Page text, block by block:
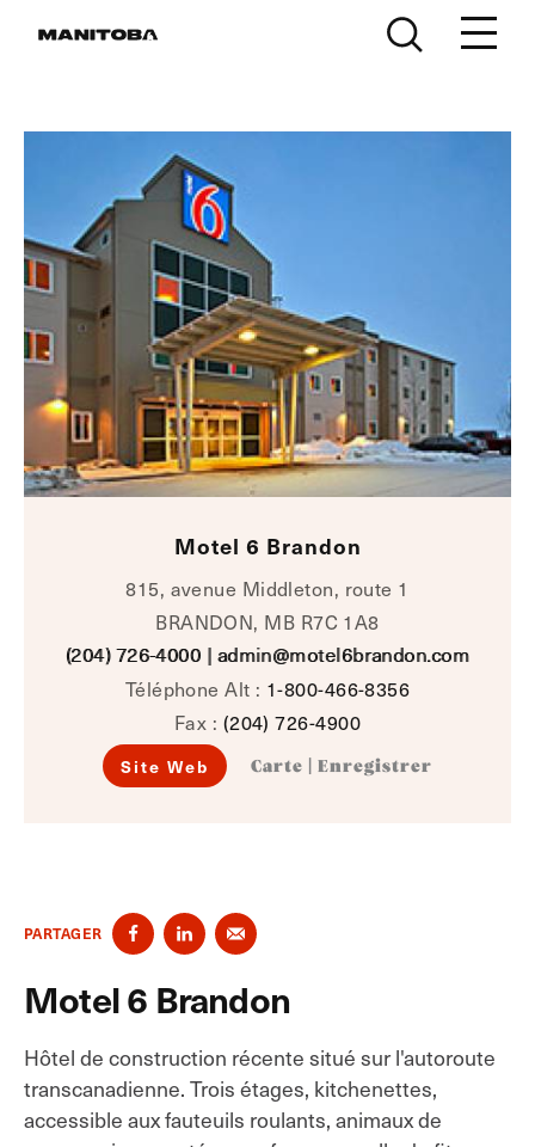
Motel 6 Brandon
815, avenue Middleton, route 1
BRANDON, MB R7C 1A8
(204) 726-4000 | admin@motel6brandon.com
Téléphone Alt : 1-800-466-8356
Fax : (204) 726-4900
Site Web Carte Enregistrer
PARTAGER
Motel 6 Brandon
Hôtel de construction récente situé sur l'autoroute
transcanadienne. Trois étages, kitchenettes,
accessible aux fauteuils roulants, animaux de